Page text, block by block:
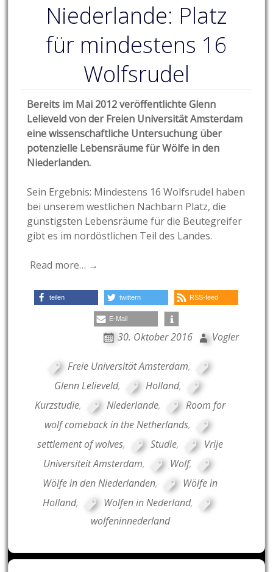
Niederlande: Platz
für mindestens 16
Wolfsrudel
Bereits im Mai 2012 veröffentlichte Glenn
Lelieveld von der Freien Universität Amsterdam
eine wissenschaftliche Untersuchung über
potenzielle Lebensräume für Wölfe in den
Niederlanden.
Sein Ergebnis: Mindestens 16 Wolfsrudel haben
bei unserem westlichen Nachbarn Platz, die
günstigsten Lebensräume für die Beutegreifer
gibt es im nordöstlichen Teil des Landes.
Read more… →
teilen twittern RSS-feed
E-Mail
30. Oktober 2016 Vogler
Freie Universität Amsterdam,
Glenn Lelieveld, Holland,
Kurzstudie, Niederlande,
Room for
wolf comeback in the Netherlands,
settlement of wolves, Studie,
Vrije
Universiteit Amsterdam, Wolf,
Wölfe in den Niederlanden,
Wölfe in
Holland, Wolfen in Nederland,
wolfeninnederland